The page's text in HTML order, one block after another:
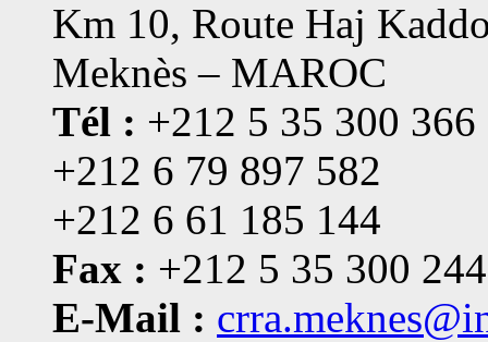
Km 10, Route Haj
Meknès – MAROC
Tél : +212 5 35 300 366
+212 6 79 897 582
+212 6 61 185 144
Fax : +212 5 35 300 244
E-Mail :